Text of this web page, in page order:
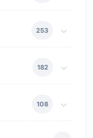
253
182
108